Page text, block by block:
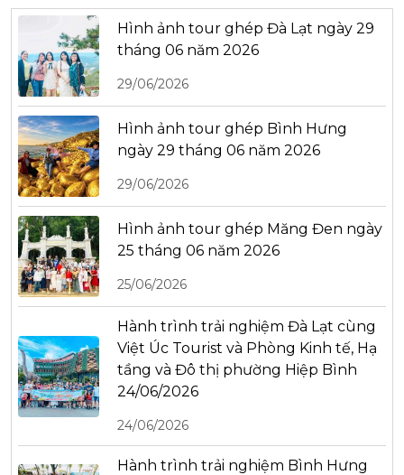
Hình ảnh tour ghép Đà Lạt ngày 29
tháng 06 năm 2026
29/06/2026
Hình ảnh tour ghép Bình Hưng
ngày 29 tháng 06 năm 2026
29/06/2026
Hình ảnh tour ghép Măng Đen ngày
25 tháng 06 năm 2026
25/06/2026
Hành trình trải nghiệm Đà Lạt cùng
Việt Úc Tourist và Phòng Kinh tế, Hạ
tầng và Đô thị phường Hiệp Bình
24/06/2026
24/06/2026
Hành trình trải nghiệm Bình Hưng